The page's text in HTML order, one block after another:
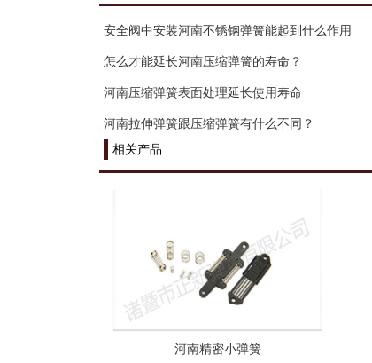
安全阀中安装河南不锈钢弹簧能起到什么作用
怎么才能延长河南压缩弹簧的寿命？
河南压缩弹簧表面处理延长使用寿命
河南拉伸弹簧跟压缩弹簧有什么不同？
相关产品
河南精密小弹簧